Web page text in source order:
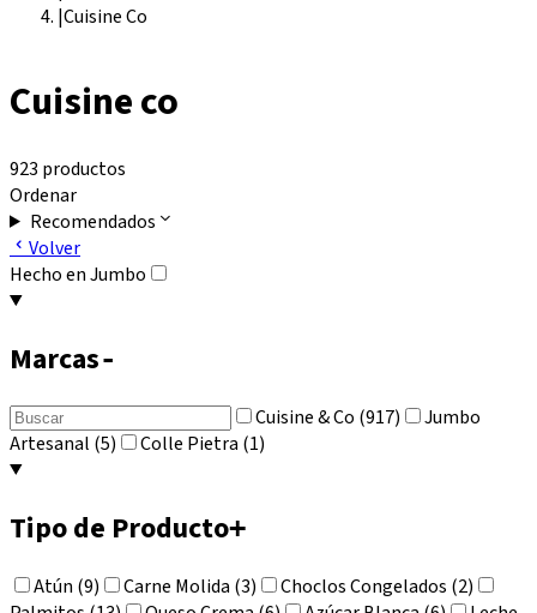
|Cuisine Co
Cuisine co
923 productos
Ordenar
Recomendados
Volver
Hecho en Jumbo
Marcas-
Cuisine & Co (917)
Jumbo
Artesanal (5)
Colle Pietra (1)
Tipo de Producto+
Atún (9) Carne Molida (3)
Choclos Congelados (2)